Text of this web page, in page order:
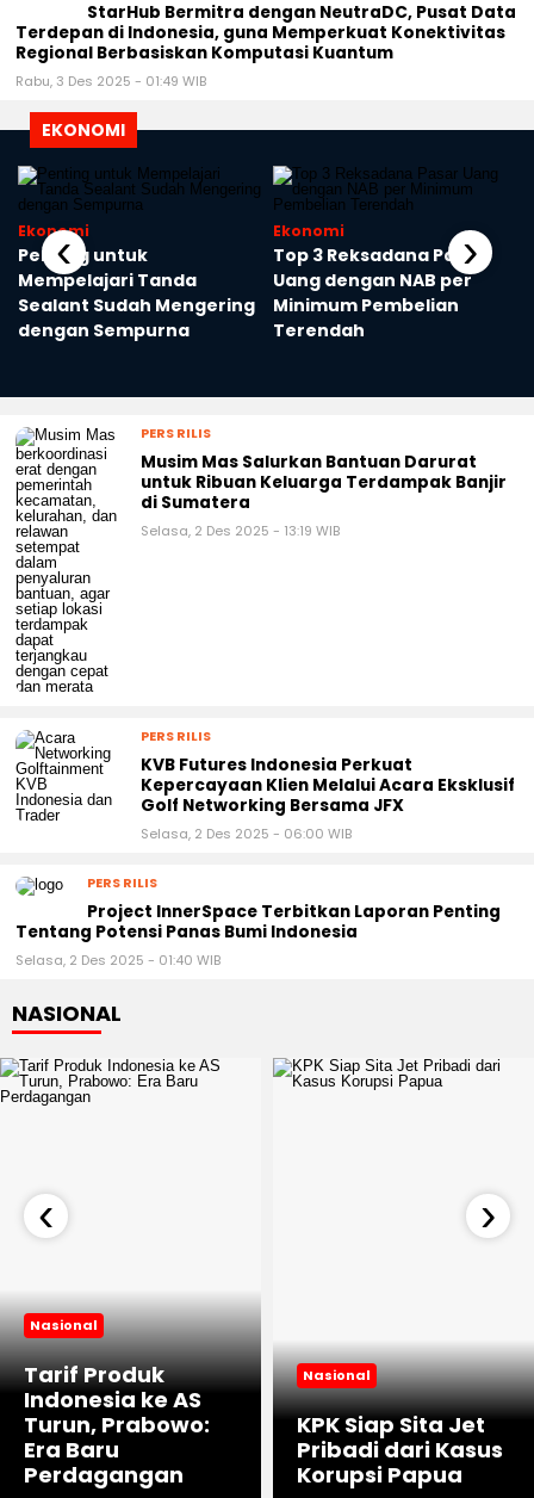
StarHub Bermitra dengan NeutraDC, Pusat Data
Terdepan di Indonesia, guna Memperkuat Konektivitas
Regional Berbasiskan Komputasi Kuantum
Rabu, 3 Des 2025 - 01:49 WIB
EKONOMI
Ekonomi
Penting untuk
Mempelajari Tanda
Sealant Sudah Mengering
dengan Sempurna
Ekonomi
Top 3 Reksadana Pasar
Uang dengan NAB per
Minimum Pembelian
Terendah
‹ ›
PERS RILIS
Musim Mas Salurkan Bantuan Darurat
untuk Ribuan Keluarga Terdampak Banjir
di Sumatera
Selasa, 2 Des 2025 - 13:19 WIB
PERS RILIS
KVB Futures Indonesia Perkuat
Kepercayaan Klien Melalui Acara Eksklusif
Golf Networking Bersama JFX
Selasa, 2 Des 2025 - 06:00 WIB
PERS RILIS
Project InnerSpace Terbitkan Laporan Penting
Tentang Potensi Panas Bumi Indonesia
Selasa, 2 Des 2025 - 01:40 WIB
NASIONAL
Nasional
Tarif Produk
Indonesia ke AS
Turun, Prabowo:
Era Baru
Perdagangan
Nasional
KPK Siap Sita Jet
Pribadi dari Kasus
Korupsi Papua
‹ ›